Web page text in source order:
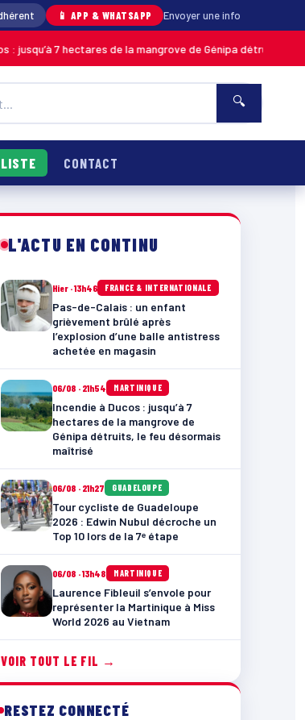
📱 APP & WHATSAPP Envoyer une info
hectares de la mangrove de Génipa détruits, le feu
🔍
CONTACT
L'ACTU EN CONTINU
Hier · 13h46 FRANCE & INTERNATIONALE
Pas-de-Calais : un enfant
grièvement brûlé après
l’explosion d’une balle antistress
achetée en magasin
06/08 · 21h54 MARTINIQUE
Incendie à Ducos : jusqu’à 7
hectares de la mangrove de
Génipa détruits, le feu désormais
maîtrisé
06/08 · 21h27 GUADELOUPE
Tour cycliste de Guadeloupe
2026 : Edwin Nubul décroche un
Top 10 lors de la 7ᵉ étape
06/08 · 13h48 MARTINIQUE
Laurence Fibleuil s’envole pour
représenter la Martinique à Miss
World 2026 au Vietnam
VOIR TOUT LE FIL →
RESTEZ CONNECTÉ